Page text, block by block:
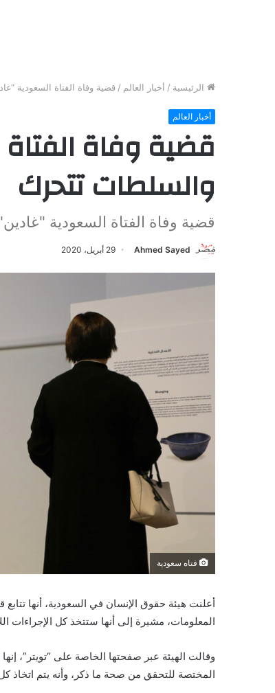
الرئيسية / أخبار العالم / قضية وفاة الفتاة السعودية
أخبار العالم
قضية وفاة
والسلطات تتحرك
قضية وفاة الفتاة السعودية
Ahmed Sayed 29 أبريل، 2020
فتاه سعودية
أعلنت هيئة حقوق الإنسان في السعودية، أنها
المعلومات، مشيرة إلى أنها ستتخذ كل الإجراءات
وقالت الهيئة عبر صفحتها الخاصة على “تويتر”،
المختصة للتحقق من صحة ما ذكر، وأنه يتم اتخاذ